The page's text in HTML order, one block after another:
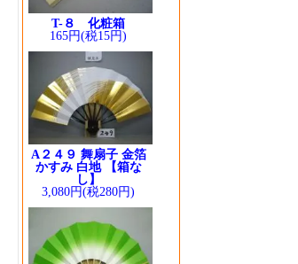
T-８ 化粧箱
165円(税15円)
A２４９ 舞扇子 金箔
かすみ 白地 【箱な
し】
3,080円(税280円)